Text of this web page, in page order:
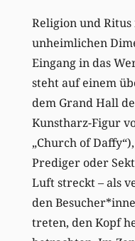
Religion und
unheimlichen
Eingang in das
steht auf einem
dem Grand Hall
Kunstharz-Figur
„Church of
Prediger oder
Luft streckt – als
den
treten, den Kopf